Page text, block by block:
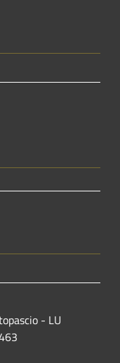
- LU